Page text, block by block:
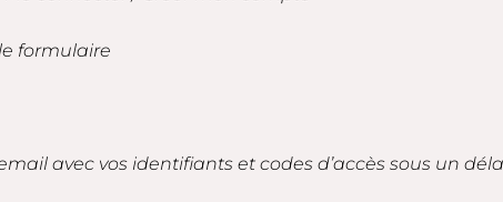
formulaire
avec vos identifiants et codes d’accès sous un